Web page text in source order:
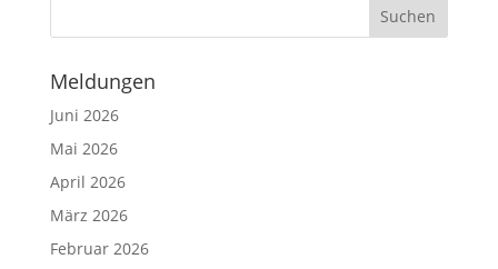
Meldungen
Juni 2026
Mai 2026
April 2026
März 2026
Februar 2026